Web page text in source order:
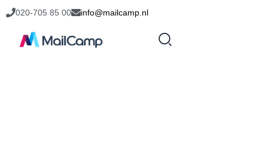
020-705 85 00 info@mailcamp.nl